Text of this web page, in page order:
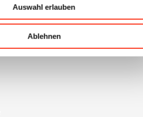
Auswahl erlauben
Ablehnen